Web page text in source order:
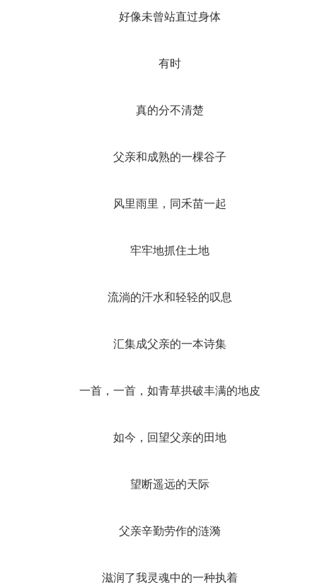
好像未曾站直过身体
有时
真的分不清楚
父亲和成熟的一棵谷子
风里雨里，同禾苗一起
牢牢地抓住土地
流淌的汗水和轻轻的叹息
汇集成父亲的一本诗集
一首，一首，如青草拱破丰满的地皮
如今，回望父亲的田地
望断遥远的天际
父亲辛勤劳作的涟漪
滋润了我灵魂中的一种执着